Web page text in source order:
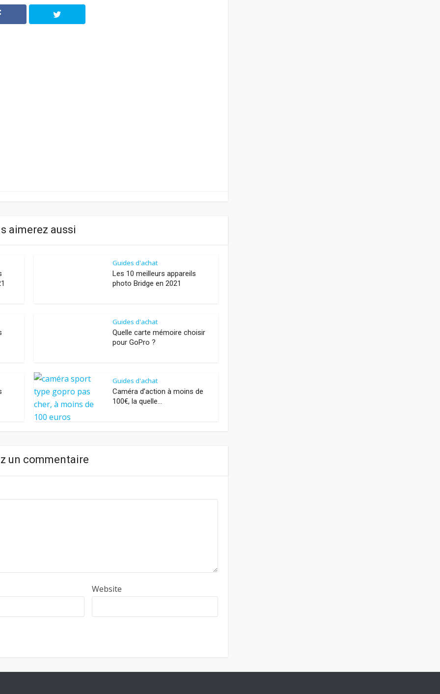
aimerez aussi
Guides d'achat
Les 10 meilleurs appareils
photo Bridge en 2021
Guides d'achat
Quelle carte mémoire choisir
pour GoPro ?
Guides d'achat
Caméra d’action à moins de
100€, la quelle...
un commentaire
Website